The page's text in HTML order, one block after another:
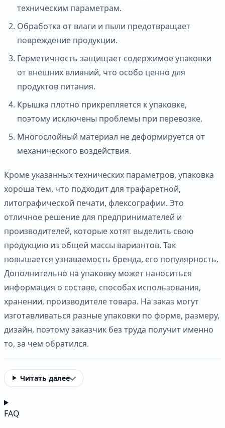
техническим параметрам.
Обработка от влаги и пыли предотвращает
повреждение продукции.
Герметичность защищает содержимое упаковки
от внешних влияний, что особо ценно для
продуктов питания.
Крышка плотно прикрепляется к упаковке,
поэтому исключены проблемы при перевозке.
Многослойный материал не деформируется от
механического воздействия.
Кроме указанных технических параметров, упаковка
хороша тем, что подходит для трафаретной,
литографической печати, флексографии. Это
отличное решение для предпринимателей и
производителей, которые хотят выделить свою
продукцию из общей массы вариантов. Так
повышается узнаваемость бренда, его популярность.
Дополнительно на упаковку может наноситься
информация о составе, способах использования,
хранении, производителе товара. На заказ могут
изготавливаться разные упаковки по форме, размеру,
дизайн, поэтому заказчик без труда получит именно
то, за чем обратился.
Читать далее
FAQ